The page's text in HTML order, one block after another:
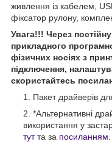
живлення із кабелем ,
фіксатор рулону,
Увага!!! Через
прикладного
фізичних носіях з
підключення,
скористайтесь
Пакет драйверів
*Альтернативні
використання у
тутта за посиланням